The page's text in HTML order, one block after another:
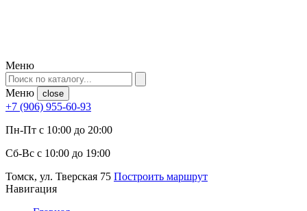
Меню
Меню close
+7 (906) 955-60-93
Пн-Пт с 10:00 до 20:00
Сб-Вс с 10:00 до 19:00
Томск, ул. Тверская 75 Построить маршрут
Навигация